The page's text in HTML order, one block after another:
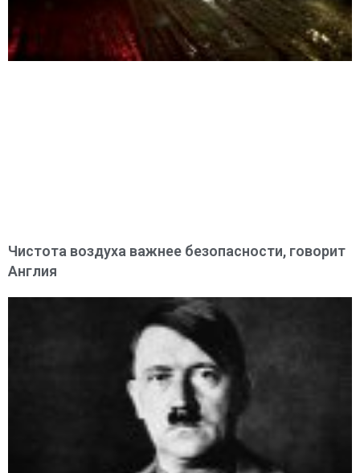
Чистота воздуха важнее безопасности, говорит
Англия